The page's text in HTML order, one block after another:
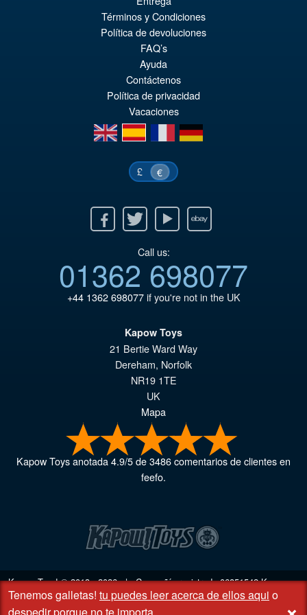
VORBESTELLUNGEN
Términos y Condiciones
Política de devoluciones
FAQ’s
Ayuda
Contáctenos
Política de privacidad
Vacaciones
en
es fr de
£ €
Twitter Youtube Ebay
Call us:
01362 698077
+44 1362 698077if you're not in the UK
Kapow Toys
21 Bertie Ward Way
Dereham, Norfolk
NR19 1TE
UK
Mapa
Kapow Toysanotada4.9/5de3486comentarios de clientes en
feefo.
Kapow Toys! © 2013 - 2026 | Compañía registrada06851542Kapow
Toys Limited | Oficina registrada DC Business Centre, 10 Charles Wood
Rd, Rash's Green, Dereham, Norfolk NR19 1SX | VAT GB 948221025
Tenemos galletas! tu puedes leer acerca de ellos aqui o